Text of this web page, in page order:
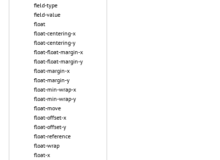
field-type
field-value
float
float-centering-x
float-centering-y
float-float-margin-x
float-float-margin-y
float-margin-x
float-margin-y
float-min-wrap-x
float-min-wrap-y
float-move
float-offset-x
float-offset-y
float-reference
float-wrap
float-x